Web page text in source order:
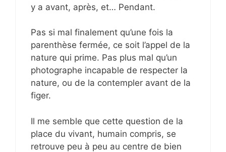
y a avant, après, et… Pendant.
Pas si mal finalement qu’une fois la
parenthèse fermée, ce soit l’appel de la
nature qui prime. Pas plus mal qu’un
photographe incapable de respecter la
nature, ou de la contempler avant de la
figer.
Il me semble que cette question de la
place du vivant, humain compris, se
retrouve peu à peu au centre de bien